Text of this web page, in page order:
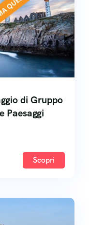
di Gruppo
Paesaggi
Scopri